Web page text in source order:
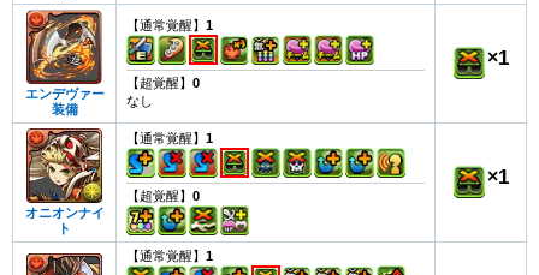
エンデヴァー
装備
【通常覚醒】 1
【超覚醒】 0
なし
×1
オニオンナイ
ト
【通常覚醒】 1
【超覚醒】 0
×1
【通常覚醒】 1